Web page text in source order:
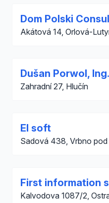
Dom Polski
Akátová 14, Orlová-
Dušan Porwol, Ing.
Zahradní 27, Hlučín
El soft
Sadová 438, Vrbno pod
First information
Kalvodova 1087/2,